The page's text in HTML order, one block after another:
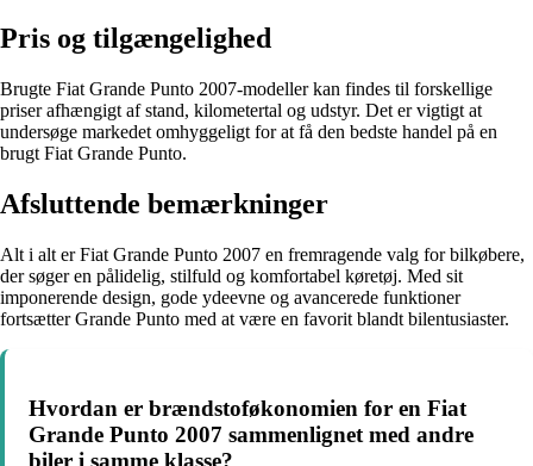
Pris og tilgængelighed
Brugte Fiat Grande Punto 2007-modeller kan findes til forskellige
priser afhængigt af stand, kilometertal og udstyr. Det er vigtigt at
undersøge markedet omhyggeligt for at få den bedste handel på en
brugt Fiat Grande Punto.
Afsluttende bemærkninger
Alt i alt er Fiat Grande Punto 2007 en fremragende valg for bilkøbere,
der søger en pålidelig, stilfuld og komfortabel køretøj. Med sit
imponerende design, gode ydeevne og avancerede funktioner
fortsætter Grande Punto med at være en favorit blandt bilentusiaster.
Hvordan er brændstoføkonomien for en Fiat
Grande Punto 2007 sammenlignet med andre
biler i samme klasse?